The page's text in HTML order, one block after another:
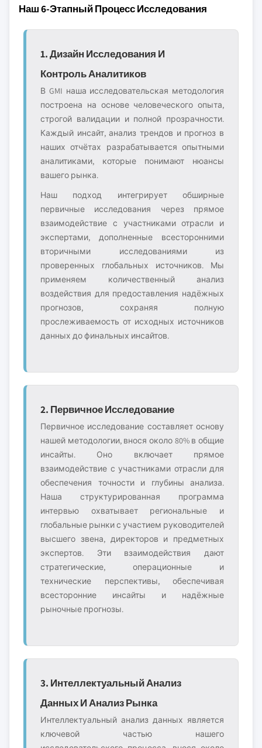
Наш 6-Этапный Процесс Исследования
1. Дизайн Исследования И
Контроль Аналитиков
В GMI наша исследовательская методология
построена на основе человеческого опыта,
строгой валидации и полной прозрачности.
Каждый инсайт, анализ трендов и прогноз в
наших отчётах разрабатывается опытными
аналитиками, которые понимают нюансы
вашего рынка.
Наш подход интегрирует обширные
первичные исследования через прямое
взаимодействие с участниками отрасли и
экспертами, дополненные всесторонними
вторичными исследованиями из
проверенных глобальных источников. Мы
применяем количественный анализ
воздействия для предоставления надёжных
прогнозов, сохраняя полную
прослеживаемость от исходных источников
данных до финальных инсайтов.
2. Первичное Исследование
Первичное исследование составляет основу
нашей методологии, внося около 80% в общие
инсайты. Оно включает прямое
взаимодействие с участниками отрасли для
обеспечения точности и глубины анализа.
Наша структурированная программа
интервью охватывает региональные и
глобальные рынки с участием руководителей
высшего звена, директоров и предметных
экспертов. Эти взаимодействия дают
стратегические, операционные и
технические перспективы, обеспечивая
всесторонние инсайты и надёжные
рыночные прогнозы.
3. Интеллектуальный Анализ
Данных И Анализ Рынка
Интеллектуальный анализ данных является
ключевой частью нашего